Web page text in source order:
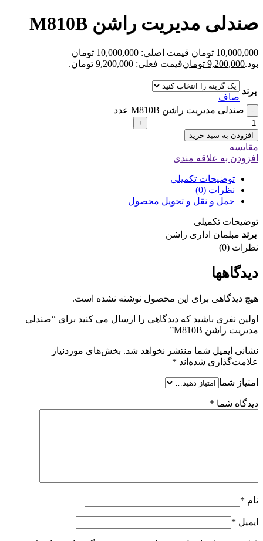
صندلی مدیریت راشن M810B
10,000,000 تومان
قیمت اصلی: 10,000,000 تومان
بود.9,200,000 تومانقیمت فعلی: 9,200,000 تومان.
برند
صاف
- صندلی مدیریت راشن M810B عدد
+
افزودن به سبد خرید
مقایسه
افزودن به علاقه مندی
توضیحات تکمیلی
نظرات (0)
حمل و نقل و تحویل محصول
توضیحات تکمیلی
برند مبلمان اداری راشن
نظرات (0)
دیدگاهها
هیچ دیدگاهی برای این محصول نوشته نشده است.
اولین نفری باشید که دیدگاهی را ارسال می کنید برای “صندلی
مدیریت راشن M810B”
نشانی ایمیل شما منتشر نخواهد شد. بخش‌های موردنیاز
علامت‌گذاری شده‌اند *
امتیاز شما
دیدگاه شما *
نام *
ایمیل *